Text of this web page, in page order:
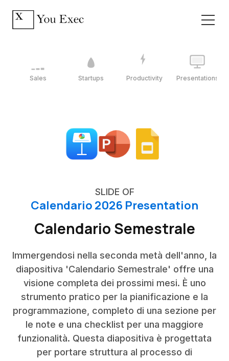
Sales Startups Productivity Presentations
SLIDE OF
Calendario 2026 Presentation
Calendario Semestrale
Immergendosi nella seconda metà dell'anno, la
diapositiva 'Calendario Semestrale' offre una
visione completa dei prossimi mesi. È uno
strumento pratico per la pianificazione e la
programmazione, completo di una sezione per
le note e una checklist per una maggiore
funzionalità. Questa diapositiva è progettata
per portare struttura al processo di